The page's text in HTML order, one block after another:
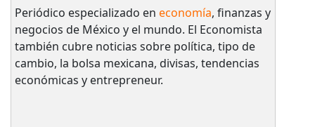
Periódico especializado en economía, finanzas y
negocios de México y el mundo. El Economista
también cubre noticias sobre política, tipo de
cambio, la bolsa mexicana, divisas, tendencias
económicas y entrepreneur.